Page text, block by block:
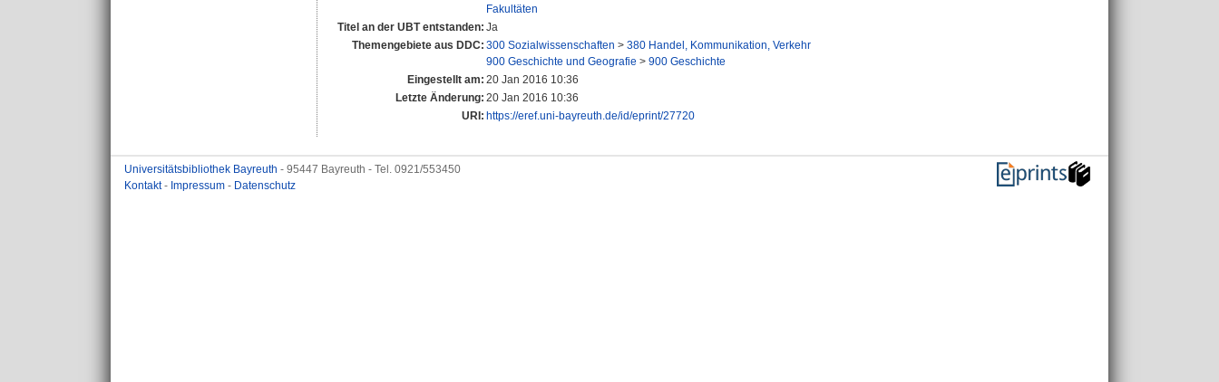
Fakultäten
Titel an der UBT entstanden: Ja
Themengebiete aus DDC: 300 Sozialwissenschaften > 380 Handel, Kommunikation, Verkehr
900 Geschichte und Geografie > 900 Geschichte
Eingestellt am: 20 Jan 2016 10:36
Letzte Änderung: 20 Jan 2016 10:36
URI: https://eref.uni-bayreuth.de/id/eprint/27720
Universitätsbibliothek Bayreuth - 95447 Bayreuth - Tel. 0921/553450
Kontakt- Impressum - Datenschutz